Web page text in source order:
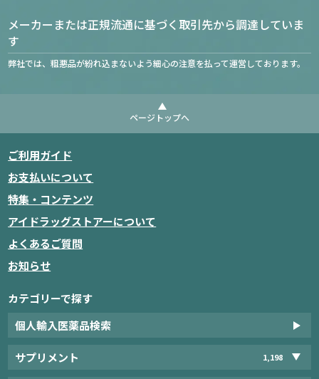
メーカーまたは正規流通に基づく取引先から調達していま
す
弊社では、粗悪品が紛れ込まないよう細心の注意を払って運営しております。
ページトップへ
ご利用ガイド
お支払いについて
特集・コンテンツ
アイドラッグストアーについて
よくあるご質問
お知らせ
カテゴリーで探す
個人輸入医薬品検索
サプリメント 1,198